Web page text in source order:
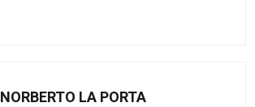
NORBERTO LA PORTA